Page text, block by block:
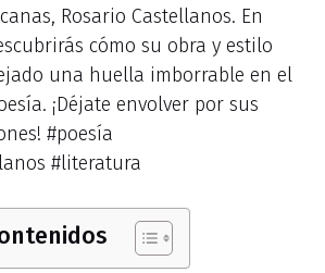
Rosario Castellanos. En
cómo su obra y estilo
una huella imborrable en el
¡Déjate envolver por sus
#poesía
#literatura